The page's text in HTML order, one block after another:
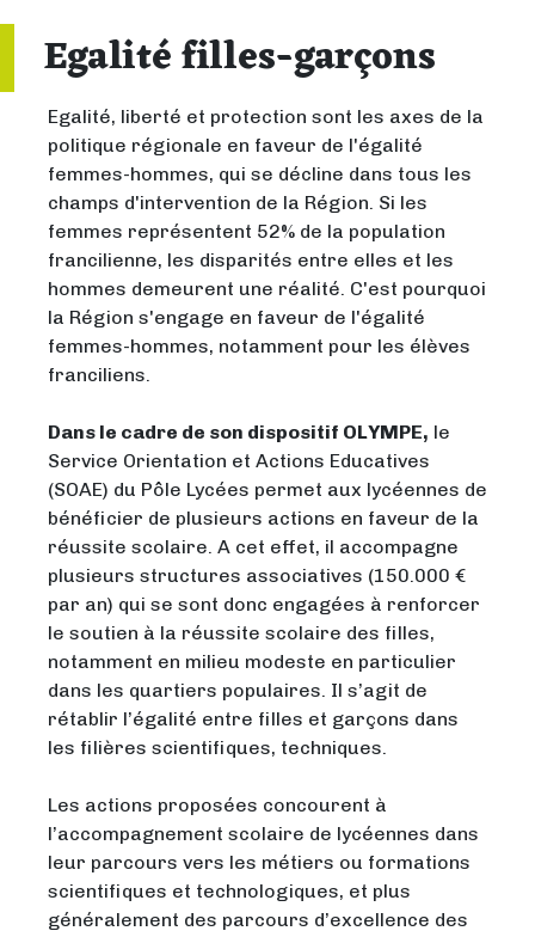
Egalité filles-garçons
Egalité, liberté et protection sont les axes de la
politique régionale en faveur de l'égalité
femmes-hommes, qui se décline dans tous les
champs d'intervention de la Région. Si les
femmes représentent 52% de la population
francilienne, les disparités entre elles et les
hommes demeurent une réalité. C'est pourquoi
la Région s'engage en faveur de l'égalité
femmes-hommes, notamment pour les élèves
franciliens.
Dans le cadre de son dispositif OLYMPE, le
Service Orientation et Actions Educatives
(SOAE) du Pôle Lycées permet aux lycéennes de
bénéficier de plusieurs actions en faveur de la
réussite scolaire. A cet effet, il accompagne
plusieurs structures associatives (150.000 €
par an) qui se sont donc engagées à renforcer
le soutien à la réussite scolaire des filles,
notamment en milieu modeste en particulier
dans les quartiers populaires. Il s’agit de
rétablir l’égalité entre filles et garçons dans
les filières scientifiques, techniques.
Les actions proposées concourent à
l’accompagnement scolaire de lycéennes dans
leur parcours vers les métiers ou formations
scientifiques et technologiques, et plus
généralement des parcours d’excellence des